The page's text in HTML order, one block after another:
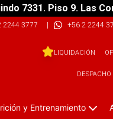
7331. Piso 9. Las
2244 3777 | +56 2 2244
LIQUIDACIÓN
y Entrenamiento